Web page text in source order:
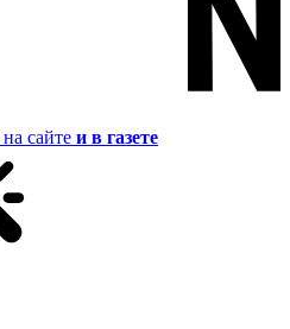
сайте и в газете